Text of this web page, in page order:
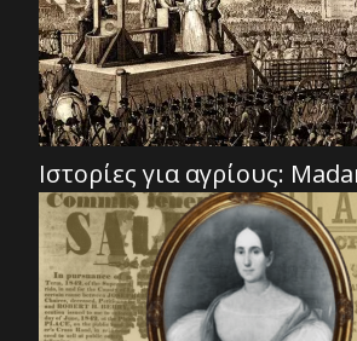
Ιστορίες για αγρίους: